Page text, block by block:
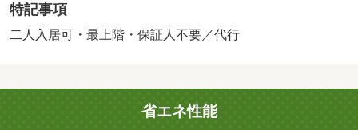
ミリーマート 膳所駅前店があり便利です。・バイク置
場：なし・駐輪場：有/鍵交換費用 16500円/ﾊｳｽｸﾘｰﾆﾝ
特記事項
二人入居可・最上階・保証人不要／代行
省エネ性能